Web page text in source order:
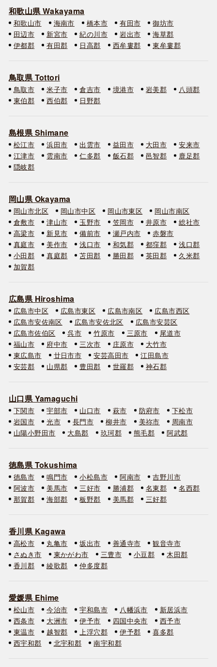
和歌山県 Wakayama
和歌山市 海南市 橋本市 有田市
御坊市
田辺市
新宮市 紀の川市 岩出市
海草郡
伊都郡
有田郡 日高郡 西牟婁郡 東牟婁郡
鳥取県 Tottori
鳥取市 米子市 倉吉市 境港市 岩美郡
八頭郡
東伯郡
西伯郡 日野郡
島根県 Shimane
松江市 浜田市 出雲市 益田市 大田市
安来市
江津市
雲南市 仁多郡 飯石郡 邑智郡
鹿足郡
隠岐郡
岡山県 Okayama
岡山市北区 岡山市中区 岡山市東区
岡山市南区
倉敷市
津山市 玉野市 笠岡市 井原市
総社市
高梁市
新見市 備前市 瀬戸内市
赤磐市
真庭市
美作市 浅口市 和気郡 都窪郡
浅口郡
小田郡
真庭郡 苫田郡 勝田郡 英田郡
久米郡
加賀郡
広島県 Hiroshima
広島市中区 広島市東区 広島市南区
広島市西区
広島市安佐南区
広島市安佐北区
広島市安芸区
広島市佐伯区
呉市 竹原市 三原市
尾道市
福山市
府中市 三次市 庄原市
大竹市
東広島市
廿日市市 安芸高田市
江田島市
安芸郡
山県郡 豊田郡 世羅郡 神石郡
山口県 Yamaguchi
下関市 宇部市 山口市 萩市 防府市
下松市
岩国市
光市 長門市 柳井市 美祢市
周南市
山陽小野田市
大島郡 玖珂郡 熊毛郡 阿武郡
徳島県 Tokushima
徳島市 鳴門市 小松島市 阿南市
吉野川市
阿波市
美馬市 三好市 勝浦郡 名東郡
名西郡
那賀郡
海部郡 板野郡 美馬郡 三好郡
香川県 Kagawa
高松市 丸亀市 坂出市 善通寺市
観音寺市
さぬき市
東かがわ市 三豊市 小豆郡
木田郡
香川郡
綾歌郡 仲多度郡
愛媛県 Ehime
松山市 今治市 宇和島市 八幡浜市
新居浜市
西条市
大洲市 伊予市 四国中央市
西予市
東温市
越智郡 上浮穴郡 伊予郡
喜多郡
西宇和郡
北宇和郡 南宇和郡